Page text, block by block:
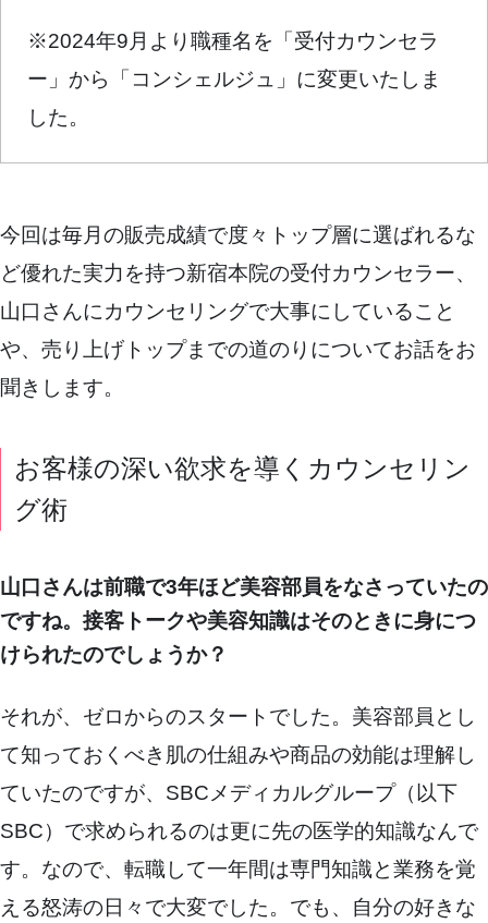
※2024年9月より職種名を「受付カウンセラ
ー」から「コンシェルジュ」に変更いたしま
した。
今回は毎月の販売成績で度々トップ層に選ばれるな
ど優れた実力を持つ新宿本院の受付カウンセラー、
山口さんにカウンセリングで大事にしていること
や、売り上げトップまでの道のりについてお話をお
聞きします。
お客様の深い欲求を導くカウンセリン
グ術
山口さんは前職で3年ほど美容部員をなさっていたの
ですね。接客トークや美容知識はそのときに身につ
けられたのでしょうか？
それが、ゼロからのスタートでした。美容部員とし
て知っておくべき肌の仕組みや商品の効能は理解し
ていたのですが、SBCメディカルグループ（以下
SBC）で求められるのは更に先の医学的知識なんで
す。なので、転職して一年間は専門知識と業務を覚
える怒涛の日々で大変でした。でも、自分の好きな